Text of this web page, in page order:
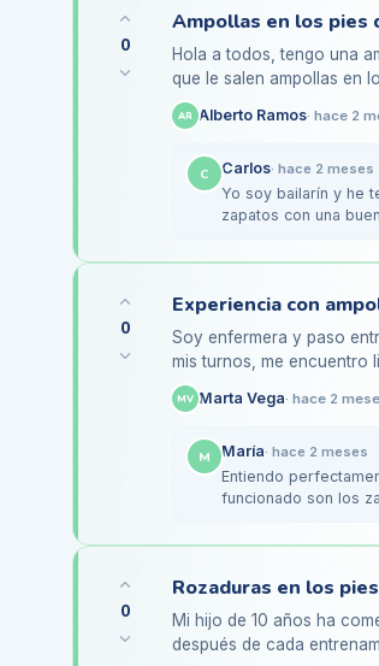
0
Hola a todos, tengo una
que le salen ampollas en
zapatos de baile…
AR Alberto Ramos· hace 2
C Carlos· hace 2 meses
Yo soy bailarín y he
zapatos con una
0
Experiencia con
Soy enfermera y paso
mis turnos, me encuentro
He probado…
MV Marta Vega· hace 2
M María· hace 2 meses
Entiendo
funcionado son los
0
Mi hijo de 10 años ha
después de cada